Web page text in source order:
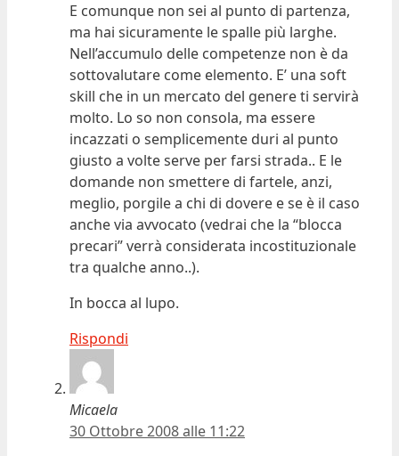
E comunque non sei al punto di partenza,
ma hai sicuramente le spalle più larghe.
Nell’accumulo delle competenze non è da
sottovalutare come elemento. E’ una soft
skill che in un mercato del genere ti servirà
molto. Lo so non consola, ma essere
incazzati o semplicemente duri al punto
giusto a volte serve per farsi strada.. E le
domande non smettere di fartele, anzi,
meglio, porgile a chi di dovere e se è il caso
anche via avvocato (vedrai che la “blocca
precari” verrà considerata incostituzionale
tra qualche anno..).
In bocca al lupo.
Rispondi
Micaela
30 Ottobre 2008 alle 11:22